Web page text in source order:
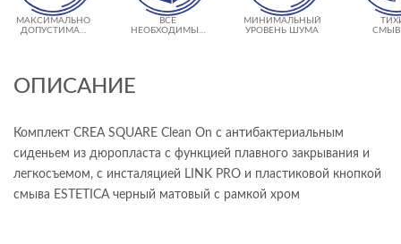
МАКСИМАЛЬНО
ДОПУСТИМАЯ
ВСЕ
НЕОБХОДИМЫЕ
МИНИМАЛЬНЫЙ
УРОВЕНЬ ШУМА
ОПИСАНИЕ
Комплект CREA SQUARE Clean On с антибактериальным
сиденьем из дюропласта с функцией плавного закрывания и
легкосъемом, с инсталяцией LINK PRO и пластиковой кнопкой
смыва ESTETICA черный матовый с рамкой хром